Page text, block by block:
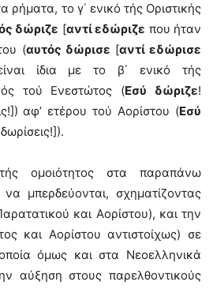
ρήματα, το γ΄ ενικό τής Οριστικής
δώριζε [αντί εδώριζε που ήταν
(αυτός δώρισε [αντί εδώρισε
ίδια με το β΄ ενικό τής
τού Ενεστώτος (Εσύ δώριζε!
αφ’ ετέρου τού Αορίστου (Εσύ
ομοιότητος στα παραπάνω
μπερδεύονται, σχηματίζοντας
και Αορίστου), και την
και Αορίστου αντιστοίχως) σε
όμως και στα Νεοελληνικά
αύξηση στους παρελθοντικούς